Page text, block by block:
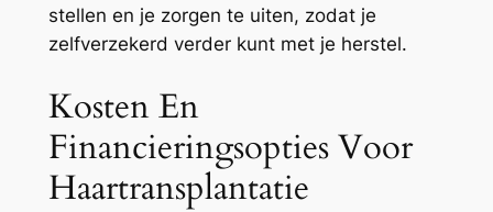
stellen en je zorgen te uiten, zodat je
zelfverzekerd verder kunt met je herstel.
Kosten En
Financieringsopties Voor
Haartransplantatie